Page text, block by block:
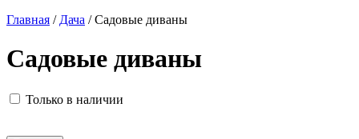
Главная / Дача /Садовые диваны
Садовые диваны
Только в наличии